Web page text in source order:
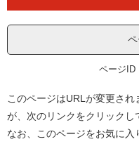
ページID
このページはURLが変更さ
が、次のリンクをクリックし
なお、このページをお気に入